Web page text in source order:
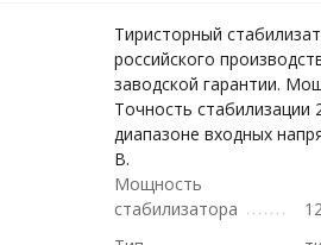
Тиристорный
российского
заводской гарантии.
Точность стабилизации
диапазоне входных
В.
Мощность
стабилизатора